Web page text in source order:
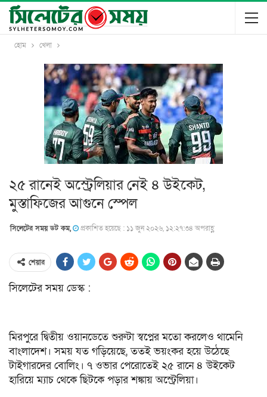
হোম খেলা
২৫ রানেই অস্ট্রেলিয়ার নেই ৪ উইকেট,
মুস্তাফিজের আগুনে স্পেল
সিলেটের সময় ডট কম, প্রকাশিত হয়েছে : ১১ জুন ২০২৬, ১২:২৭:৩৪ অপরাহ্ণ
শেয়ার
সিলেটের সময় ডেস্ক :
মিরপুরে দ্বিতীয় ওয়ানডেতে শুরুটা স্বপ্নের মতো করলেও থামেনি
বাংলাদেশ। সময় যত গড়িয়েছে, ততই ভয়ংকর হয়ে উঠেছে
টাইগারদের বোলিং। ৭ ওভার পেরোতেই ২৫ রানে ৪ উইকেট
হারিয়ে ম্যাচ থেকে ছিটকে পড়ার শঙ্কায় অস্ট্রেলিয়া।